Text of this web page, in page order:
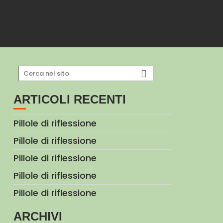
ARTICOLI RECENTI
Pillole di riflessione
Pillole di riflessione
Pillole di riflessione
Pillole di riflessione
Pillole di riflessione
ARCHIVI